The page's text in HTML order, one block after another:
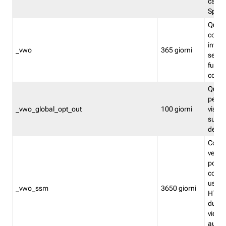
Split
_vwo 365 giorni
_vwo_global_opt_out 100 giorni
su
_vwo_ssm 3650 giorni
viene